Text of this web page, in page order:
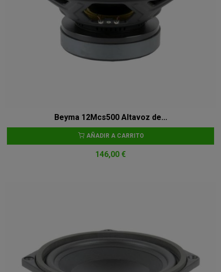
Beyma 12Mcs500 Altavoz de...
AÑADIR A CARRITO
146,00 €